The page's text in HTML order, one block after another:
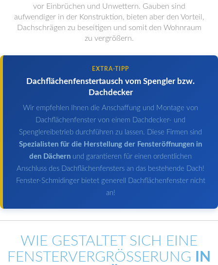
vor Einbrüchen und Unwettern. Gauben sind
aufwendiger in der Konstruktion, bieten aber den Vorteil,
Dachschrägen zu beseitigen und somit den Wohnraum
zu vergrößern.
EXTRA-TIPP
Dachflächenfenstertausch vom Spengler bzw.
Dachdecker
Wir empfehlen Ihnen die Anschaffung und Montage von
Dachflächenfenster von einem Dachdecker- und
Spenglereibetrieb durchführen zu lassen. Diese Firmen sind
Spezialisten für die Herstellung der Fensteröffnungen in
den Dächern und garantieren für einen ordentlichen
Anschluss des Dachflächenfensters an das bestehende Dach!
Fenster-Schmidinger bietet generell Dachflächenfenster nicht
an!
WIE GESTALTET SICH EINE
FENSTERVERGRÖSSERUNG
IN